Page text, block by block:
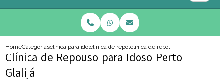
HomeCategoriasclinica para idososclinica de repouso para idosaclinica de repouso para idoso
Clínica de Repouso para Idoso Perto
Glalijá